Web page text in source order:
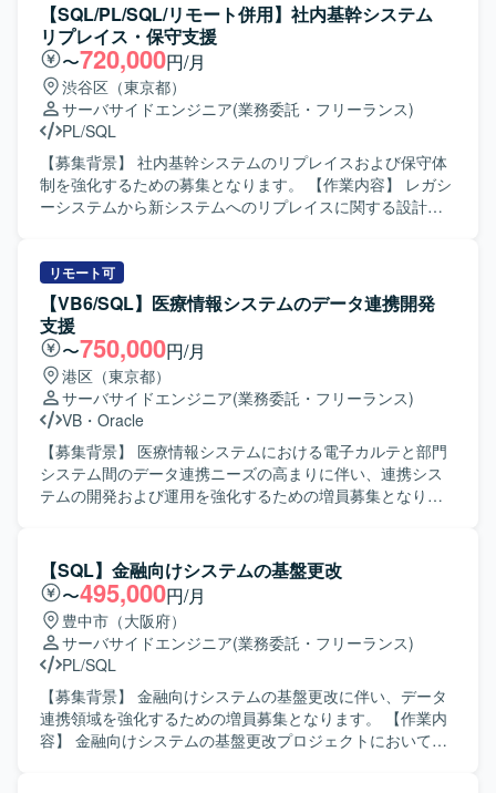
【SQL/PL/SQL/リモート併用】社内基幹システム
リプレイス・保守支援
〜720,000円/月
渋谷区（東京都）
サーバサイドエンジニア(業務委託・フリーランス)
PL/SQL
【募集背景】 社内基幹システムのリプレイスおよび保守体
制を強化するための募集となります。 【作業内容】 レガシ
ーシステムから新システムへのリプレイスに関する設計・
よび原因究明、改善対応なども実施いただきます。業務担
当者との調整を行いながら、仕様整理や影響範囲の確認、
テスト計画およびテスト実施、リリース後のフォローまで
一連の作業をお願いいたします。 【求める人物像】 関係者
と円滑にコミュニケーションを取りながら主体的に動いて
いただける方を求めております。既存システムの仕様を自
らキャッチアップし、課題に対して粘り強く対応できる方
が望ましいです。 【ポジションの魅力】 基幹システムのリ
プレイスおよび保守を通じて、上流から下流まで一貫した
業務に携わることができます。長期的な保守・改善を通じ
て業務理解と技術力を同時に高めることができ、SQLや
ステム環境での開発・保守となります。Oracle関連技術を
利用したシステムが想定されます。
リモート可
【VB6/SQL】医療情報システムのデータ連携開発
支援
〜750,000円/月
港区（東京都）
サーバサイドエンジニア(業務委託・フリーランス)
VB ・ Oracle
【募集背景】 医療情報システムにおける電子カルテと部門
システム間のデータ連携ニーズの高まりに伴い、連携シス
テムの開発および運用を強化するための増員募集となりま
テムの開発業務をご担当いただきます。カルテベンダーか
ら提供される連携仕様に基づき、連携システムの設定を行
い、正しく動作しているかを確認いたします。設定のみで
は対応しきれないケースにおいては、プログラム修正を行
い仕様どおりの連携を実現していただきます。また、稼働
施設で連携処理に関する問い合わせが発生した際には、ロ
グやデータを確認しながら原因調査および対応方針の検討
を実施していただきます。 【求める人物像】 複数の病院を
同時に担当するため、作業の優先順位を自ら整理し、必要
【SQL】金融向けシステムの基盤更改
〜495,000円/月
豊中市（大阪府）
サーバサイドエンジニア(業務委託・フリーランス)
PL/SQL
【募集背景】 金融向けシステムの基盤更改に伴い、データ
連携領域を強化するための増員募集となります。 【作業内
容】 金融向けシステムの基盤更改プロジェクトにおいて、